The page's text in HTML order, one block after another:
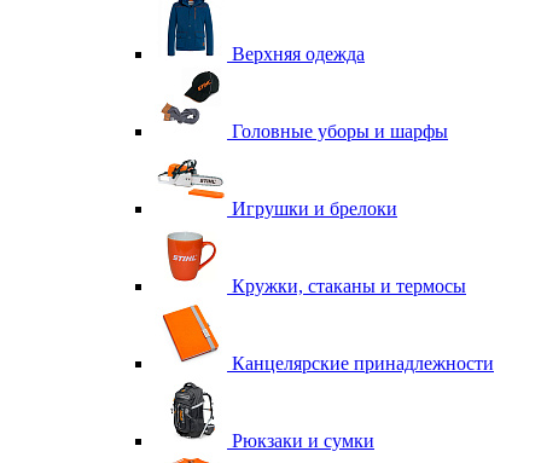
Верхняя одежда
Головные уборы и шарфы
Игрушки и брелоки
Кружки, стаканы и термосы
Канцелярские принадлежности
Рюкзаки и сумки